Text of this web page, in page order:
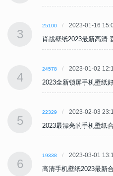
3
25100 2023-01-16
肖战壁纸2023最新高清
4
24578 2023-01-02
2023全新锁屏手机壁纸
5
22329 2023-02-03
2023最漂亮的手机壁纸
6
19338 2023-03-01
高清手机壁纸2023最新